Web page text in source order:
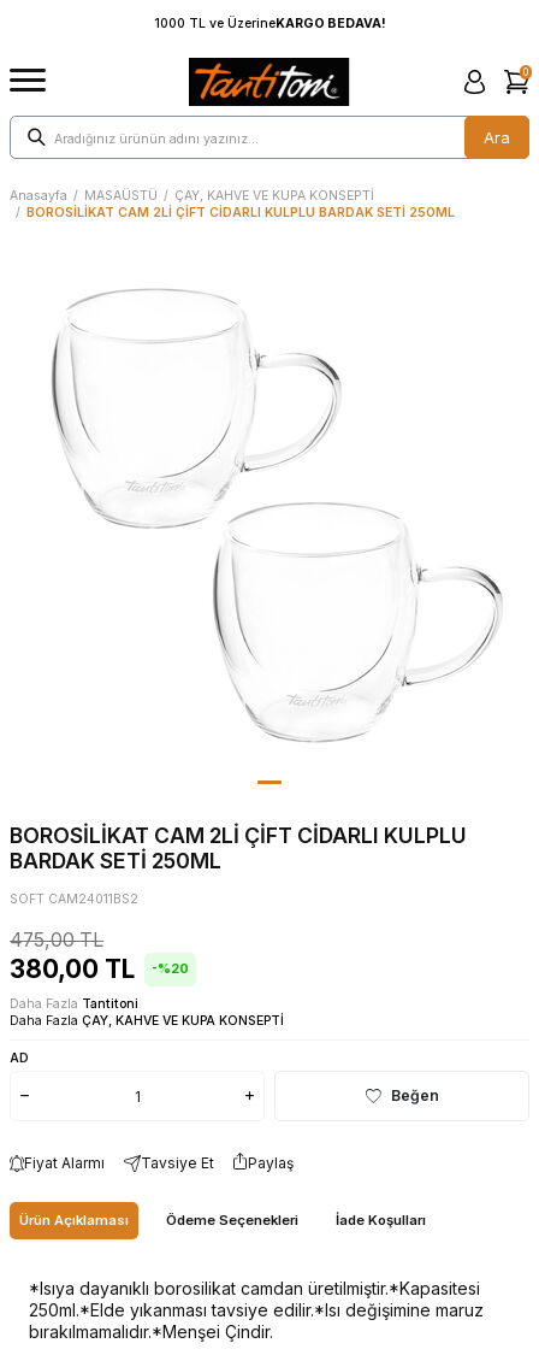
1000 TL ve ÜzerineKARGO BEDAVA!
Ara
0
Anasayfa / MASAÜSTÜ / ÇAY, KAHVE VE KUPA KONSEPTİ
/ BOROSİLİKAT CAM 2Lİ ÇİFT CİDARLI KULPLU BARDAK SETİ 250ML
BOROSİLİKAT CAM 2Lİ ÇİFT CİDARLI KULPLU
BARDAK SETİ 250ML
SOFT CAM24011BS2
475,00TL
380,00 TL -%20
Daha Fazla Tantitoni
Daha Fazla ÇAY, KAHVE VE KUPA KONSEPTİ
AD
Beğen
Fiyat Alarmı Tavsiye Et Paylaş
Ürün Açıklaması Ödeme Seçenekleri İade Koşulları
*Isıya dayanıklı borosilikat camdan üretilmiştir.*Kapasitesi
250ml.*Elde yıkanması tavsiye edilir.*Isı değişimine maruz
bırakılmamalıdır.*Menşei Çindir.